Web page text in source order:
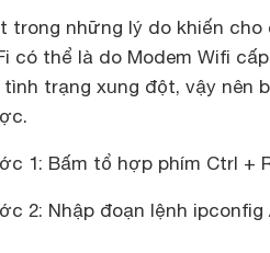
trong những lý do khiến cho
có thể là do Modem Wifi
trạng xung đột, vậy nên
1: Bấm tổ hợp phím Ctrl +
2: Nhập đoạn lệnh ipconfig